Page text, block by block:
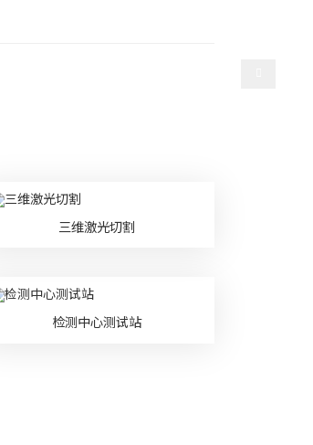
三维激光切割
检测中心测试站